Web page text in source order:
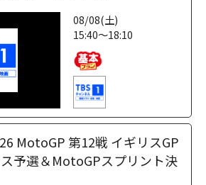
08/08(土)
15:40～18:10
MotoGP 第12戦 イギリスGP
予選＆MotoGPスプリント決